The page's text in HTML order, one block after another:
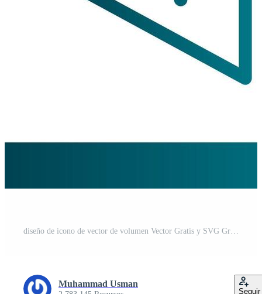
diseño de icono de vector de volumen Vector Gratis y SVG Gratis
Muhammad Usman
Seguir